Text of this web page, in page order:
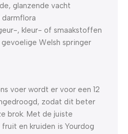
glanzende vacht
, kleur- of smaakstoffen
Welsh springer
voer wordt er voor een 12
zodat dit beter
brok. Met de juiste
en kruiden is Yourdog